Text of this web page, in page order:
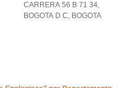
CARRERA 56 B 71 34,
BOGOTA D C, BOGOTA